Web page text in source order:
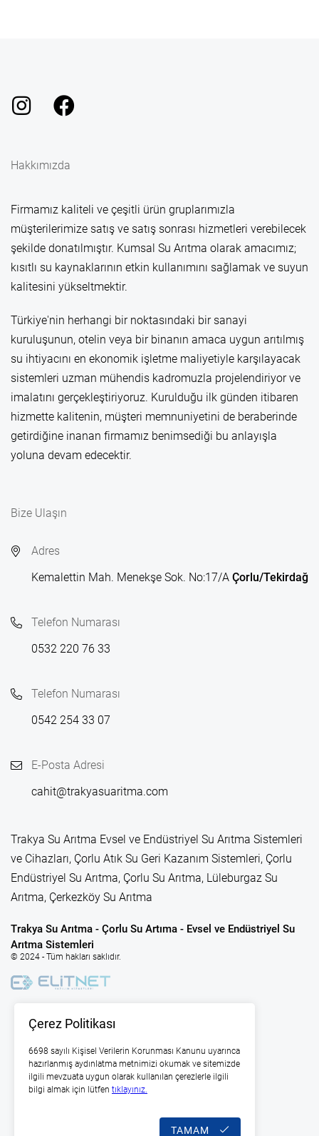
Hakkımızda
Firmamız kaliteli ve çeşitli ürün gruplarımızla
müşterilerimize satış ve satış sonrası hizmetleri verebilecek
şekilde donatılmıştır. Kumsal Su Arıtma olarak amacımız;
kısıtlı su kaynaklarının etkin kullanımını sağlamak ve suyun
kalitesini yükseltmektir.
Türkiye'nin herhangi bir noktasındaki bir sanayi
kuruluşunun, otelin veya bir binanın amaca uygun arıtılmış
su ihtiyacını en ekonomik işletme maliyetiyle karşılayacak
sistemleri uzman mühendis kadromuzla projelendiriyor ve
imalatını gerçekleştiriyoruz. Kurulduğu ilk günden itibaren
hizmette kalitenin, müşteri memnuniyetini de beraberinde
getirdiğine inanan firmamız benimsediği bu anlayışla
yoluna devam edecektir.
Bize Ulaşın
Adres
Kemalettin Mah. Menekşe Sok. No:17/A Çorlu/Tekirdağ
Telefon Numarası
0532 220 76 33
Telefon Numarası
0542 254 33 07
E-Posta Adresi
cahit@trakyasuaritma.com
Trakya Su Arıtma Evsel ve Endüstriyel Su Arıtma Sistemleri
ve Cihazları, Çorlu Atık Su Geri Kazanım Sistemleri, Çorlu
Endüstriyel Su Arıtma, Çorlu Su Arıtma, Lüleburgaz Su
Arıtma, Çerkezköy Su Arıtma
Trakya Su Arıtma - Çorlu Su Artıma - Evsel ve Endüstriyel Su
Arıtma Sistemleri
© 2024 - Tüm hakları saklıdır.
Çerez Politikası
6698 sayılı Kişisel Verilerin Korunması Kanunu uyarınca
hazırlanmış aydınlatma metnimizi okumak ve sitemizde
ilgili mevzuata uygun olarak kullanılan çerezlerle ilgili
bilgi almak için lütfen tıklayınız.
TAMAM